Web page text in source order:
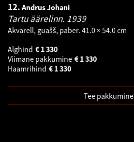
12. Andrus Johani
Tartu äärelinn. 1939
Akvarell, guašš, paber. 41.0 × 54.0 cm
Alghind
1 330
€
Viimane pakkumine
1 330
€
Haamrihind
1 330
€
Tee pakkumine